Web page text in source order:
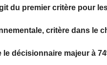
du premier critère pour
critère dans le
le décisionnaire majeur à